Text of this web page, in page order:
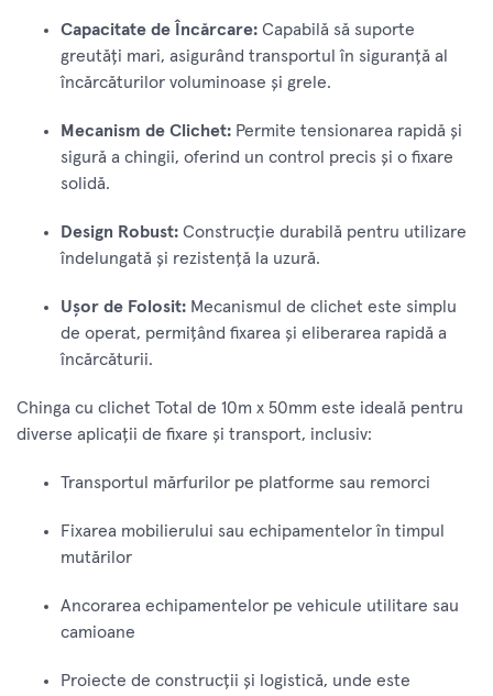
Capacitate de Încărcare: Capabilă să suporte
greutăți mari, asigurând transportul în siguranță al
încărcăturilor voluminoase și grele.
Mecanism de Clichet: Permite tensionarea rapidă și
sigură a chingii, oferind un control precis și o fixare
solidă.
Design Robust: Construcție durabilă pentru utilizare
îndelungată și rezistență la uzură.
Ușor de Folosit: Mecanismul de clichet este simplu
de operat, permițând fixarea și eliberarea rapidă a
încărcăturii.
Chinga cu clichet Total de 10m x 50mm este ideală pentru
diverse aplicații de fixare și transport, inclusiv:
Transportul mărfurilor pe platforme sau remorci
Fixarea mobilierului sau echipamentelor în timpul
mutărilor
Ancorarea echipamentelor pe vehicule utilitare sau
camioane
Proiecte de construcții și logistică, unde este